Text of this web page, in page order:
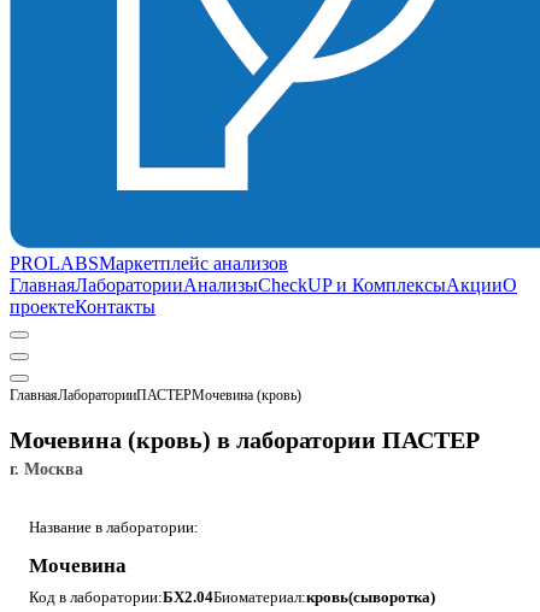
PROLABSМаркетплейс анализов
ГлавнаяЛабораторииАнализыCheckUP и КомплексыАкцииО
проектеКонтакты
ГлавнаяЛабораторииПАСТЕРМочевина (кровь)
Мочевина (кровь) в лаборатории ПАСТЕР
г. Москва
Название в лаборатории:
Мочевина
Код в лаборатории:БХ2.04Биоматериал:кровь(сыворотка)